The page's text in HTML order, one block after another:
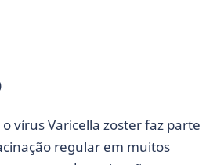
vírus Varicella zoster faz parte
regular em muitos